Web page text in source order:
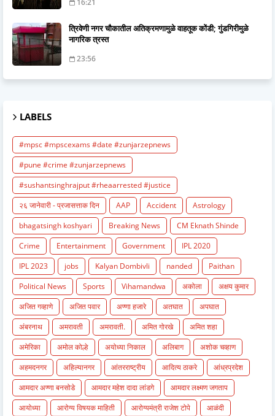
16:21
त्रिवेणी नगर चौकातील अतिक्रमणामुळे वाहतूक कोंडी; गुंडगिरीमुळे
नागरिक त्रस्त
23:56
LABELS
#mpsc #mpscexams #date #zunjarzepnews
#pune #crime #zunjarzepnews
#sushantsinghrajput #rheaarrested #justice
२६ जानेवारी - प्रजासत्ताक दिन
AAP Accident
Astrology
bhagatsingh koshyari
Breaking News
CM Eknath Shinde
Crime
Entertainment Government
IPL 2020
IPL 2023
jobs Kalyan Dombivli nanded
Paithan
Political News
Sports Vihamandwa अकोला
अक्षय कुमार
अजित गव्हाणे
अजित पवार अण्णा हजारे अतघात
अपघात
अंबरनाथ
अमरावती अमरावती. अमित गोरखे
अमित शहा
अमेरिका
अमोल कोल्हे अयोध्या निकाल अलिबाग
अशोक चव्हाण
अहमदनगर
अहिल्यानगर आंतरराष्ट्रीय आदित्य ठाकरे
आंध्रप्रदेश
आमदार अण्णा बनसोडे
आमदार महेश दादा लांडगे
आमदार लक्ष्मण जगताप
आयोध्या
आरोग्य विषयक माहिती आरोग्यमंत्री राजेश टोपे
आळंदी